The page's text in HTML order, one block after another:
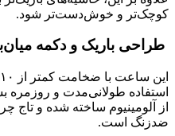
کوچک‌تر و خوش‌دست‌تر شود.
طراحی باریک و دکمه
استفاده طولانی‌مدت و روزمره
از آلومینیوم ساخته شده و تاج
ضدزنگ است.